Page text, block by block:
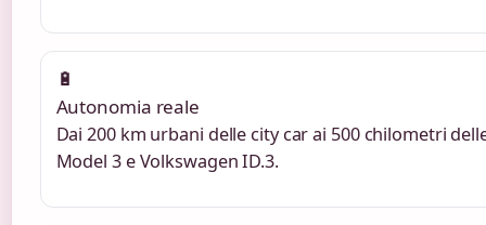
🔋
Autonomia reale
Dai 200 km urbani delle city car ai 500 chilometri
Model 3 e Volkswagen ID.3.